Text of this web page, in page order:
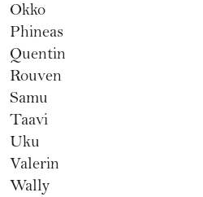
Okko
Phineas
Quentin
Rouven
Samu
Taavi
Uku
Valerin
Wally